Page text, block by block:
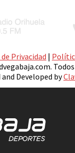
Privacidad |
Developed by